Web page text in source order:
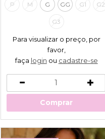
P M G GG G1 G2
G3
Para visualizar o preço, por
favor,
faça login ou cadastre-se
Comprar